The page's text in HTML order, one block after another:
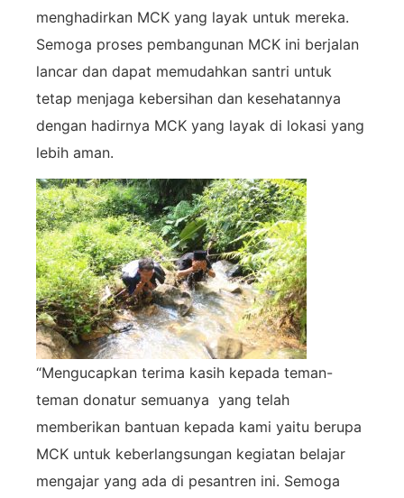
menghadirkan MCK yang layak untuk mereka.
Semoga proses pembangunan MCK ini berjalan
lancar dan dapat memudahkan santri untuk
tetap menjaga kebersihan dan kesehatannya
dengan hadirnya MCK yang layak di lokasi yang
lebih aman.
“Mengucapkan terima kasih kepada teman-
teman donatur semuanya yang telah
memberikan bantuan kepada kami yaitu berupa
MCK untuk keberlangsungan kegiatan belajar
mengajar yang ada di pesantren ini. Semoga